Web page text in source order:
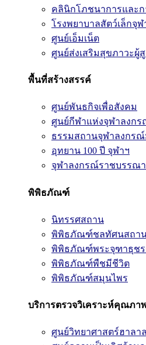
คลินิกโภชนาการและ
โรงพยาบาลสัตว์เล็กจุฬ
ศูนย์เอ็มเน็ต
ศูนย์ส่งเสริมสุขภาวะผู้สู
พื้นที่สร้างสรรค์
ศูนย์พันธกิจเพื่อสังคม
ศูนย์กีฬาแห่งจุฬาลงก
ธรรมสถานจุฬาลงกร
อุทยาน 100 ปี จุฬาฯ
จุฬาลงกรณ์ราชบรรณ
พิพิธภัณฑ์
นิทรรศสถาน
พิพิธภัณฑ์ชลทัศนสถา
พิพิธภัณฑ์พระจุฑาธุชร
พิพิธภัณฑ์พืชมีชีวิต
พิพิธภัณฑ์สมุนไพร
บริการตรวจวิเคราะห์คุณภาพ
ศูนย์วิทยาศาสตร์ฮาลาล